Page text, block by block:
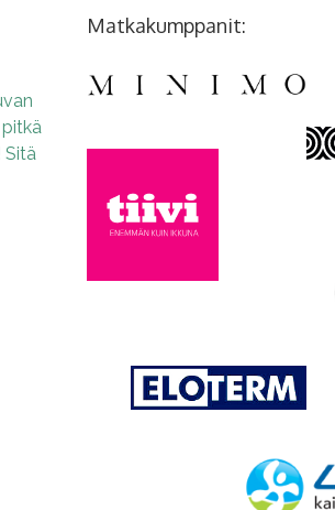
Sitä
Matkakumppanit: